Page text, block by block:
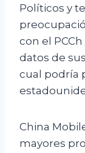
Políticos y
con el
datos de
cual podría
China
mayores